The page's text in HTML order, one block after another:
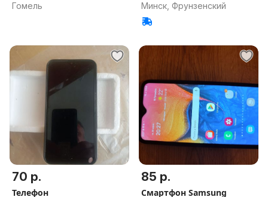
Гомель Минск, Фрунзенский
70 р.
Телефон
85 р.
Смартфон Samsung